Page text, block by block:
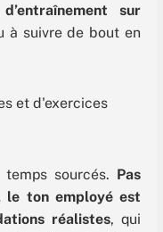
sur
à suivre de bout en
sourcés. Pas
le ton employé est
réalistes, qui